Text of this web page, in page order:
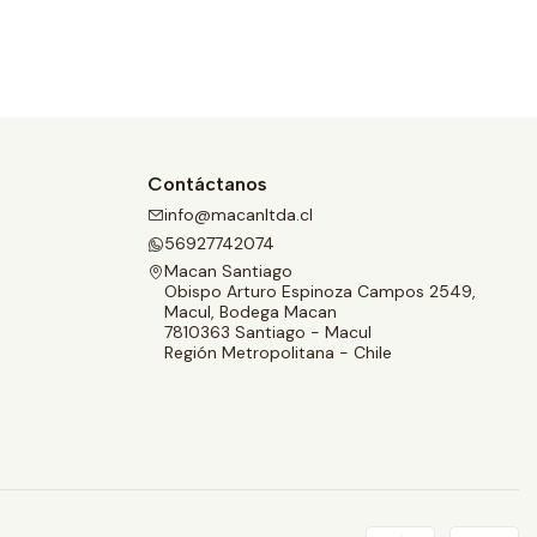
Contáctanos
info@macanltda.cl
56927742074
Macan Santiago
Obispo Arturo Espinoza Campos 2549,
Macul, Bodega Macan
7810363 Santiago - Macul
Región Metropolitana - Chile